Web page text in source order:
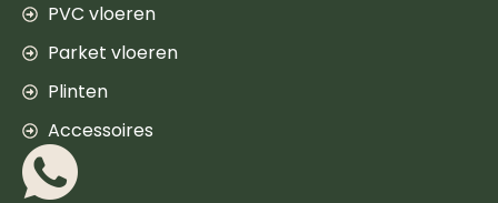
PVC vloeren
Parket vloeren
Plinten
Accessoires